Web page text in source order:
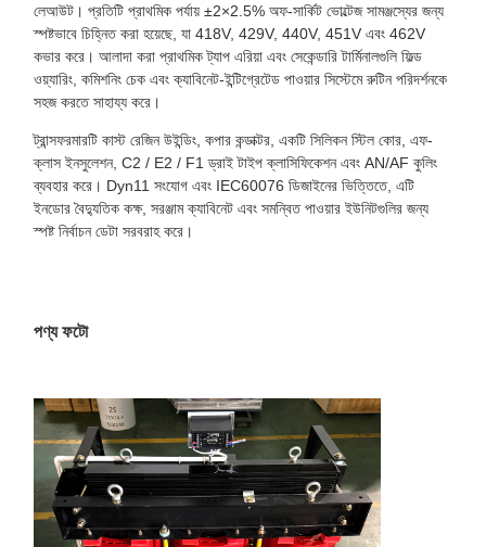
লেআউট। প্রতিটি প্রাথমিক পর্যায় ±2×2.5% অফ-সার্কিট ভোল্টেজ সামঞ্জস্যের জন্য
স্পষ্টভাবে চিহ্নিত করা হয়েছে, যা 418V, 429V, 440V, 451V এবং 462V
কভার করে। আলাদা করা প্রাথমিক ট্যাপ এরিয়া এবং সেকেন্ডারি টার্মিনালগুলি ফিল্ড
ওয়্যারিং, কমিশনিং চেক এবং ক্যাবিনেট-ইন্টিগ্রেটেড পাওয়ার সিস্টেমে রুটিন পরিদর্শনকে
সহজ করতে সাহায্য করে।
ট্রান্সফরমারটি কাস্ট রেজিন উইন্ডিং, কপার কন্ডাক্টর, একটি সিলিকন স্টিল কোর, এফ-
ক্লাস ইনসুলেশন, C2 / E2 / F1 ড্রাই টাইপ ক্লাসিফিকেশন এবং AN/AF কুলিং
ব্যবহার করে। Dyn11 সংযোগ এবং IEC60076 ডিজাইনের ভিত্তিতে, এটি
ইনডোর বৈদ্যুতিক কক্ষ, সরঞ্জাম ক্যাবিনেট এবং সমন্বিত পাওয়ার ইউনিটগুলির জন্য
স্পষ্ট নির্বাচন ডেটা সরবরাহ করে।
পণ্য ফটো